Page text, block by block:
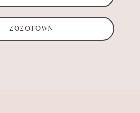
ZOZOTOWN